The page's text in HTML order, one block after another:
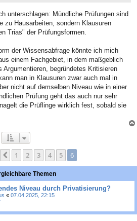
unterschlagen: Mündliche Prüfungen sind
zu Hausarbeiten, sondern Klausuren
Trias" der Prüfungsformen.
der Wissensabfrage könnte ich mich
einem Fachgebiet, in dem maßgeblich
Argumentieren, begründetes Kritisieren
man in Klausuren zwar auch mal in
nicht auf demselben Niveau wie in einer
Prüfung geht das auch nur sehr
die Prüflinge wirklich fest, sobald sie
Vorherige
1 2 3 4 5 6
Themen
Niveau durch Privatisierung?
« 07.04.2025, 22:15